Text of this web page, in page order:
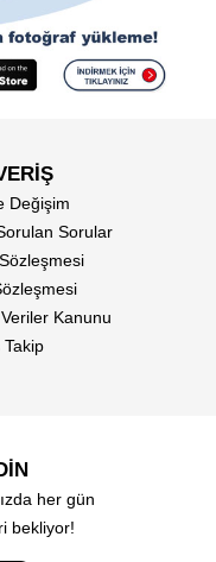
Değişim
Sorular
Kanunu
Takip
her gün
bekliyor!